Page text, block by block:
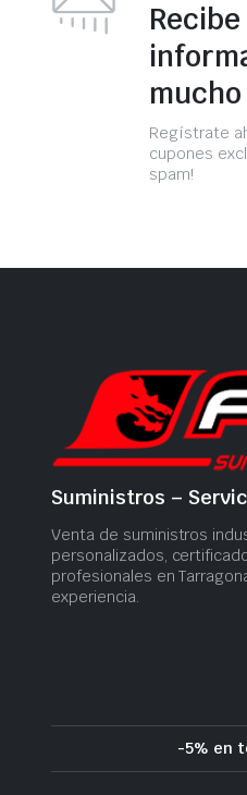
Regístrate
cupones
spam!
Suministros –
Venta de suministros
personalizados,
profesionales en
experiencia.
-5% en